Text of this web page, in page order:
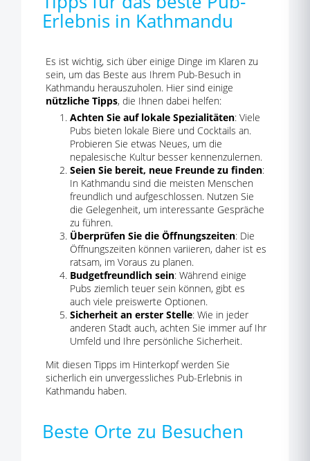
Erlebnis in Kathmandu
Es ist wichtig, sich über einige Dinge im Klaren zu
sein, um das Beste aus Ihrem Pub-Besuch in
Kathmandu herauszuholen. Hier sind einige
nützliche Tipps, die Ihnen dabei helfen:
Achten Sie auf lokale Spezialitäten: Viele
Pubs bieten lokale Biere und Cocktails an.
Probieren Sie etwas Neues, um die
nepalesische Kultur besser kennenzulernen.
Seien Sie bereit, neue Freunde zu finden:
In Kathmandu sind die meisten Menschen
freundlich und aufgeschlossen. Nutzen Sie
die Gelegenheit, um interessante Gespräche
zu führen.
Überprüfen Sie die Öffnungszeiten: Die
Öffnungszeiten können variieren, daher ist es
ratsam, im Voraus zu planen.
Budgetfreundlich sein: Während einige
Pubs ziemlich teuer sein können, gibt es
auch viele preiswerte Optionen.
Sicherheit an erster Stelle: Wie in jeder
anderen Stadt auch, achten Sie immer auf Ihr
Umfeld und Ihre persönliche Sicherheit.
Mit diesen Tipps im Hinterkopf werden Sie
sicherlich ein unvergessliches Pub-Erlebnis in
Kathmandu haben.
Beste Orte zu Besuchen